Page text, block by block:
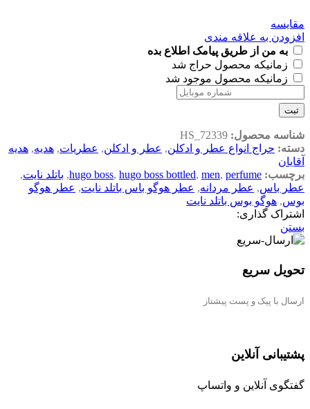
مقایسه
افزودن به علاقه مندی
به من از طریق پیامک اطلاع بده
زمانیکه محصول حراج شد
زمانیکه محصول موجود شد
ثبت
شناسه محصول: HS_72339
دسته: حراج انواع عطر و ادکلن, عطر و ادکلن, عطریات, هدیه, هدیه
آقایان
برچسب:
hugo boss, hugo boss bottled, men, perfume
, باتلد نایت,
عطر باس, عطر مردانه, عطر هوگو باس باتلد نایت, عطر هوگو
بوس, هوگو بوس باتلد نایت
اشتراک گذاری:
بستن
تحویل سریع
ارسال با پیک و پست پیشتاز
پشتیبانی آنلاین
گفتگوی آنلاین و واتساپ